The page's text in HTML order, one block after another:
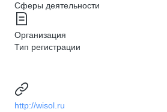
Сферы деятельности
Организация
Тип регистрации
http://wisol.ru